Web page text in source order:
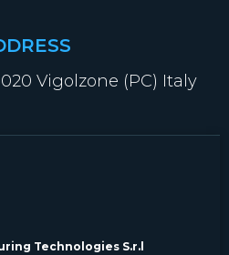
Vigolzone (PC) Italy
Technologies S.r.l